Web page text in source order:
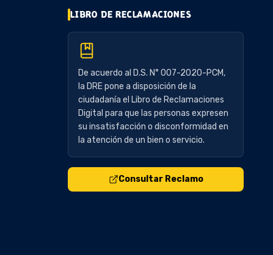
LIBRO DE RECLAMACIONES
De acuerdo al D.S. N° 007-2020-PCM,
la DRE pone a disposición de la
ciudadanía el Libro de Reclamaciones
Digital para que las personas expresen
su insatisfacción o disconformidad en
la atención de un bien o servicio.
Consultar Reclamo